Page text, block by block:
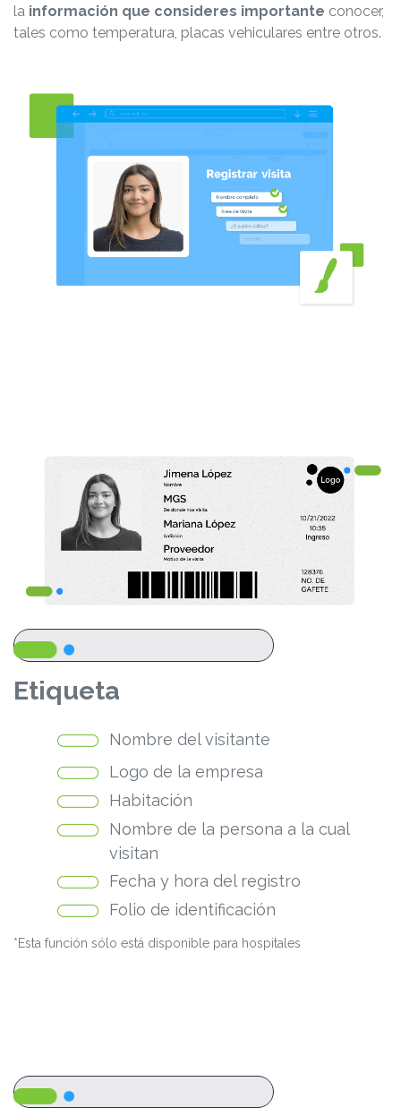
la información que consideres importante conocer,
tales como temperatura, placas vehiculares entre otros.
Etiqueta
Nombre del visitante
Logo de la empresa
Habitación
Nombre de la persona a la cual
visitan
Fecha y hora del registro
Folio de identificación
*Esta función sólo está disponible para hospitales